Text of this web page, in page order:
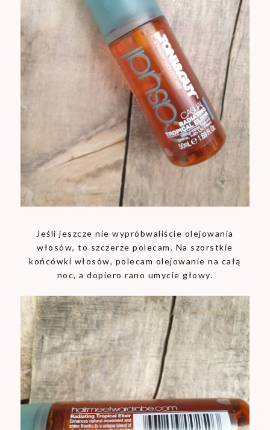
Jeśli jeszcze nie wypróbwaliście olejowania
włosów, to szczerze polecam. Na szorstkie
końcówki włosów, polecam olejowanie na całą
noc, a dopiero rano umycie głowy.